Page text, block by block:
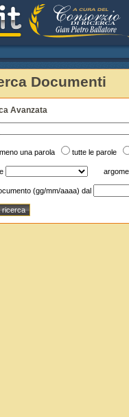
Documenti
Avanzata
una parola tutte le parole
(gg/mm/aaaa) dal